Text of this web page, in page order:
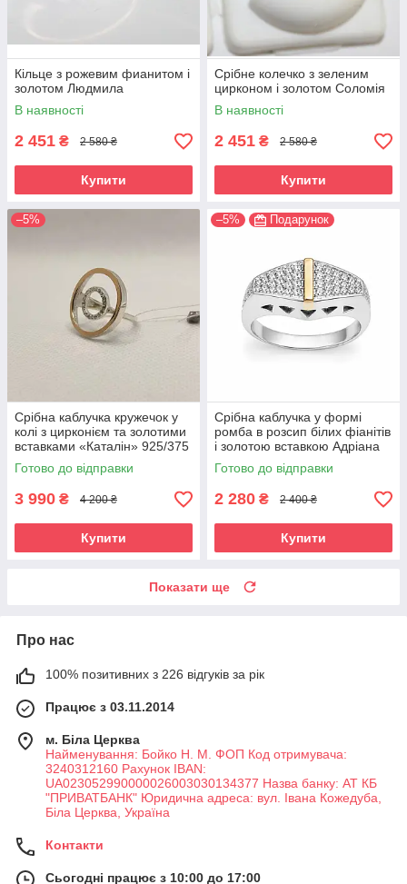
Кільце з рожевим фианитом і
золотом Людмила
В наявності
2 451 ₴ 2 580 ₴
Купити
Срібне колечко з зеленим
цирконом і золотом Соломія
В наявності
2 451 ₴ 2 580 ₴
Купити
–5%
Срібна каблучка кружечок у
колі з цирконієм та золотими
вставками «Каталін» 925/375
Готово до відправки
3 990 ₴ 4 200 ₴
Купити
–5% Подарунок
Срібна каблучка у формі
ромба в розсип білих фіанітів
і золотою вставкою Адріана
Готово до відправки
2 280 ₴ 2 400 ₴
Купити
Показати ще
Про нас
100% позитивних з 226 відгуків за рік
Працює з 03.11.2014
м. Біла Церква
Найменування: Бойко Н. М. ФОП Код отримувача:
3240312160 Рахунок IBAN:
UA023052990000026003030134377 Назва банку: АТ КБ
"ПРИВАТБАНК" Юридична адреса: вул. Івана Кожедуба,
Біла Церква, Україна
Контакти
Сьогодні працює з 10:00 до 17:00